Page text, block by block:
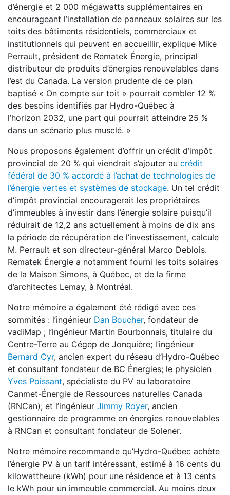
d’énergie et 2 000 mégawatts supplémentaires en
encourageant l’installation de panneaux solaires sur les
toits des bâtiments résidentiels, commerciaux et
institutionnels qui peuvent en accueillir, explique Mike
Perrault, président de Rematek Énergie, principal
distributeur de produits d’énergies renouvelables dans
l’est du Canada. La version prudente de ce plan
baptisé « On compte sur toit » pourrait combler 12 %
des besoins identifiés par Hydro-Québec à
l’horizon 2032, une part qui pourrait atteindre 25 %
dans un scénario plus musclé. »
Nous proposons également d’offrir un crédit d’impôt
provincial de 20 % qui viendrait s’ajouter au crédit
fédéral de 30 % accordé à l’achat de technologies de
l’énergie vertes et systèmes de stockage. Un tel crédit
d’impôt provincial encouragerait les propriétaires
d’immeubles à investir dans l’énergie solaire puisqu’il
réduirait de 12,2 ans actuellement à moins de dix ans
la période de récupération de l’investissement, calcule
M. Perrault et son directeur-général Marco Deblois.
Rematek Énergie a notamment fourni les toits solaires
de la Maison Simons, à Québec, et de la firme
d’architectes Lemay, à Montréal.
Notre mémoire a également été rédigé avec ces
sommités : l’ingénieur Dan Boucher, fondateur de
vadiMap ; l’ingénieur Martin Bourbonnais, titulaire du
Centre-Terre au Cégep de Jonquière; l’ingénieur
Bernard Cyr, ancien expert du réseau d’Hydro-Québec
et consultant fondateur de BC Énergies; le physicien
Yves Poissant, spécialiste du PV au laboratoire
Canmet-Énergie de Ressources naturelles Canada
(RNCan); et l’ingénieur Jimmy Royer, ancien
gestionnaire de programme en énergies renouvelables
à RNCan et consultant fondateur de Solener.
Notre mémoire recommande qu’Hydro-Québec achète
l’énergie PV à un tarif intéressant, estimé à 16 cents du
kilowattheure (kWh) pour une résidence et à 13 cents
le kWh pour un immeuble commercial. Au moins deux